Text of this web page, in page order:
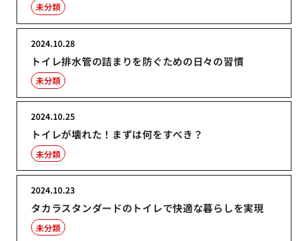
未分類
トイレ排水管の詰まりを防ぐための日々の習慣
2024.10.28
未分類
トイレが壊れた！まずは何をすべき？
2024.10.25
未分類
タカラスタンダードのトイレで快適な暮らしを実現
2024.10.23
未分類